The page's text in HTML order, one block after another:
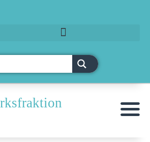
& ANTRÄGE